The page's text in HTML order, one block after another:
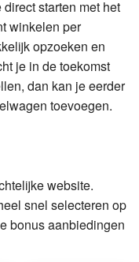
starten met het
winkelen per
opzoeken en
je in de toekomst
dan kan je eerder
toevoegen.
website.
snel selecteren op
bonus aanbiedingen